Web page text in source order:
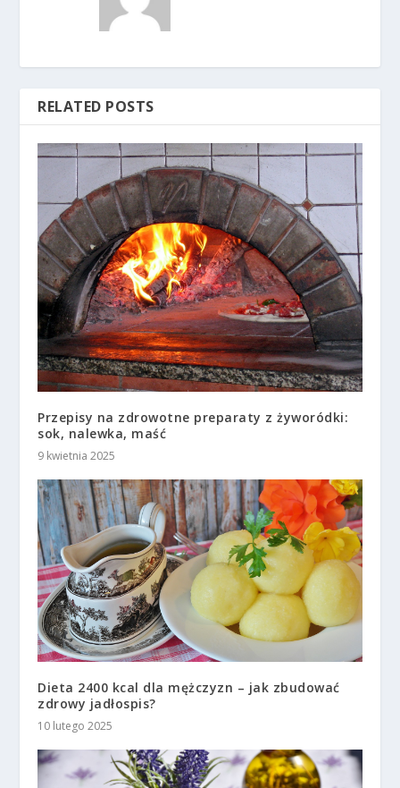
RELATED POSTS
Przepisy na zdrowotne preparaty z żyworódki:
sok, nalewka, maść
9 kwietnia 2025
Dieta 2400 kcal dla mężczyzn – jak zbudować
zdrowy jadłospis?
10 lutego 2025